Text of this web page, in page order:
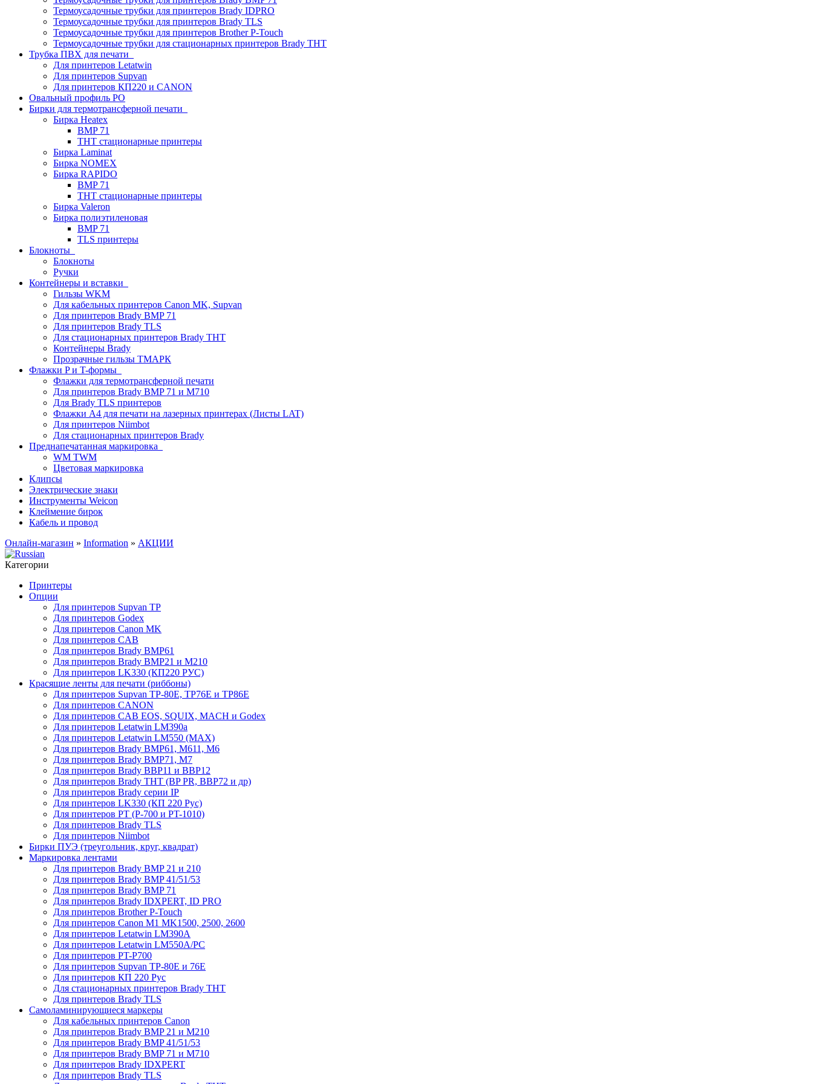
Термоусадочные трубки для принтеров Brady IDPRO
Термоусадочные трубки для принтеров Brady TLS
Термоусадочные трубки для принтеров Brother P-Touch
Термоусадочные трубки для стационарных принтеров Brady THT
Трубка ПВХ для печати
Для принтеров Letatwin
Для принтеров Supvan
Для принтеров КП220 и CANON
Овальный профиль PO
Бирки для термотрансферной печати
Бирка Heatex
BMP 71
THT стационарные принтеры
Бирка Laminat
Бирка NOMEX
Бирка RAPIDO
BMP 71
THT стационарные принтеры
Бирка Valeron
Бирка полиэтиленовая
BMP 71
TLS принтеры
Блокноты
Блокноты
Ручки
Контейнеры и вставки
Гильзы WKM
Для кабельных принтеров Canon MK, Supvan
Для принтеров Brady BMP 71
Для принтеров Brady TLS
Для стационарных принтеров Brady THT
Контейнеры Brady
Прозрачные гильзы ТМАРК
Флажки P и T-формы
Флажки для термотрансферной печати
Для принтеров Brady BMP 71 и M710
Для Brady TLS принтеров
Флажки A4 для печати на лазерных принтерах (Листы LAT)
Для принтеров Niimbot
Для стационарных принтеров Brady
Преднапечатанная маркировка
WM TWM
Цветовая маркировка
Клипсы
Электрические знаки
Инструменты Weicon
Клеймение бирок
Кабель и провод
Онлайн-магазин » Information » АКЦИИ
Категории
Принтеры
Опции
Для принтеров Supvan TP
Для принтеров Godex
Для принтеров Canon MK
Для принтеров CAB
Для принтеров Brady BMP61
Для принтеров Brady BMP21 и M210
Для принтеров LK330 (КП220 РУС)
Красящие ленты для печати (риббоны)
Для принтеров Supvan TP-80E, TP76E и TP86E
Для принтеров CANON
Для принтеров CAB EOS, SQUIX, MACH и Godex
Для принтеров Letatwin LM390a
Для принтеров Letatwin LM550 (MAX)
Для принтеров Brady BMP61, M611, M6
Для принтеров Brady BMP71, M7
Для принтеров Brady BBP11 и BBP12
Для принтеров Brady THT (BP PR, BBP72 и др)
Для принтеров Brady серии IP
Для принтеров LK330 (КП 220 Рус)
Для принтеров PT (P-700 и PT-1010)
Для принтеров Brady TLS
Для принтеров Niimbot
Бирки ПУЭ (треугольник, круг, квадрат)
Маркировка лентами
Для принтеров Brady BMP 21 и 210
Для принтеров Brady BMP 41/51/53
Для принтеров Brady BMP 71
Для принтеров Brady IDXPERT, ID PRO
Для принтеров Brother P-Touch
Для принтеров Canon M1 MK1500, 2500, 2600
Для принтеров Letatwin LM390A
Для принтеров Letatwin LM550A/PC
Для принтеров PT-P700
Для принтеров Supvan TP-80E и 76E
Для принтеров КП 220 Рус
Для стационарных принтеров Brady THT
Для принтеров Brady TLS
Самоламинирующиеся маркеры
Для кабельных принтеров Canon
Для принтеров Brady BMP 21 и M210
Для принтеров Brady BMP 41/51/53
Для принтеров Brady BMP 71 и M710
Для принтеров Brady IDXPERT
Для принтеров Brady TLS